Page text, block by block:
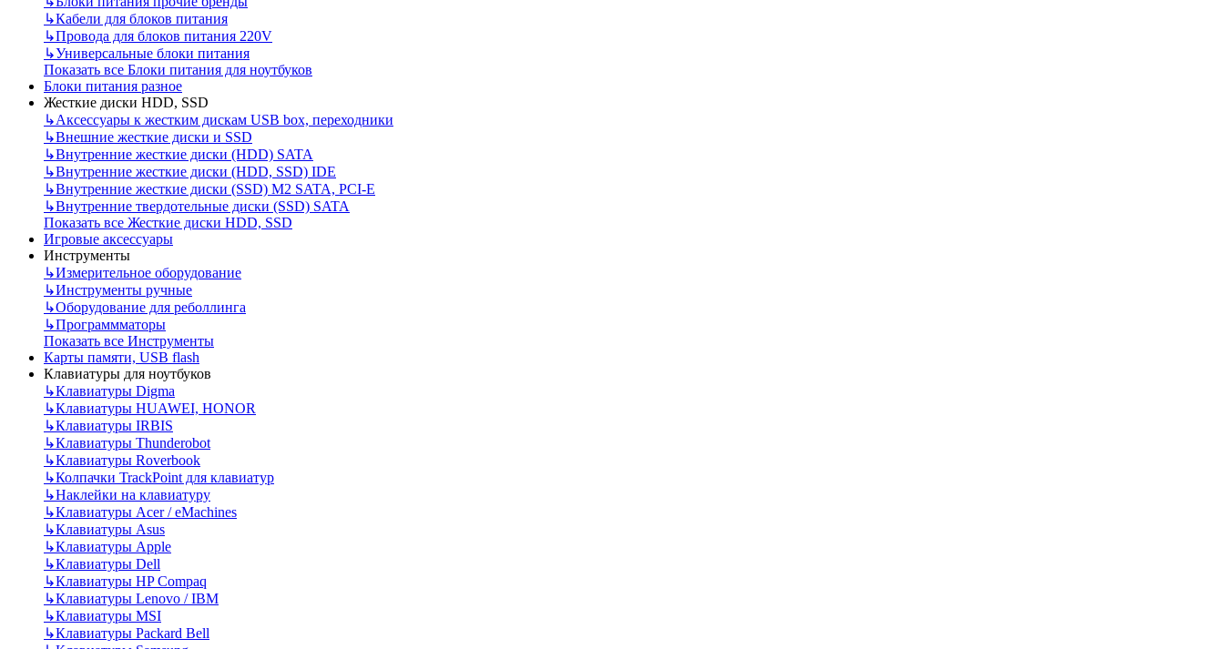
↳Кабели для блоков питания
↳Провода для блоков питания 220V
↳Универсальные блоки питания
Показать все Блоки питания для ноутбуков
Блоки питания разное
Жесткие диски HDD, SSD
↳Аксессуары к жестким дискам USB box, переходники
↳Внешние жесткие диски и SSD
↳Внутренние жесткие диски (HDD) SATA
↳Внутренние жесткие диски (HDD, SSD) IDE
↳Внутренние жесткие диски (SSD) M2 SATA, PCI-E
↳Внутренние твердотельные диски (SSD) SATA
Показать все Жесткие диски HDD, SSD
Игровые аксессуары
Инструменты
↳Измерительное оборудование
↳Инструменты ручные
↳Оборудование для реболлинга
↳Программматоры
Показать все Инструменты
Карты памяти, USB flash
Клавиатуры для ноутбуков
↳Клавиатуры Digma
↳Клавиатуры HUAWEI, HONOR
↳Клавиатуры IRBIS
↳Клавиатуры Thunderobot
↳Клавиатуры Roverbook
↳Колпачки TrackPoint для клавиатур
↳Наклейки на клавиатуру
↳Клавиатуры Acer / eMachines
↳Клавиатуры Asus
↳Клавиатуры Apple
↳Клавиатуры Dell
↳Клавиатуры HP Compaq
↳Клавиатуры Lenovo / IBM
↳Клавиатуры MSI
↳Клавиатуры Packard Bell